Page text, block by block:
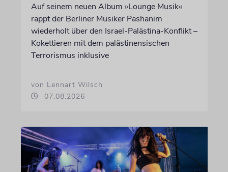
Auf seinem neuen Album »Lounge Musik«
rappt der Berliner Musiker Pashanim
wiederholt über den Israel-Palästina-Konflikt –
Kokettieren mit dem palästinensischen
Terrorismus inklusive
von Lennart Wilsch
07.08.2026